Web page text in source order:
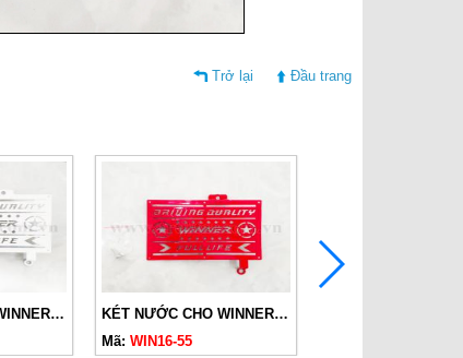
Trở lại Đầu trang
KÉT NƯỚC CHO WINNER V1,V2,V3 (2016-2022) TRẮNG
KÉT NƯỚC CHO WINNER V1,V2,V3 (2016-2022) ĐỎ
Mã: WIN16-55